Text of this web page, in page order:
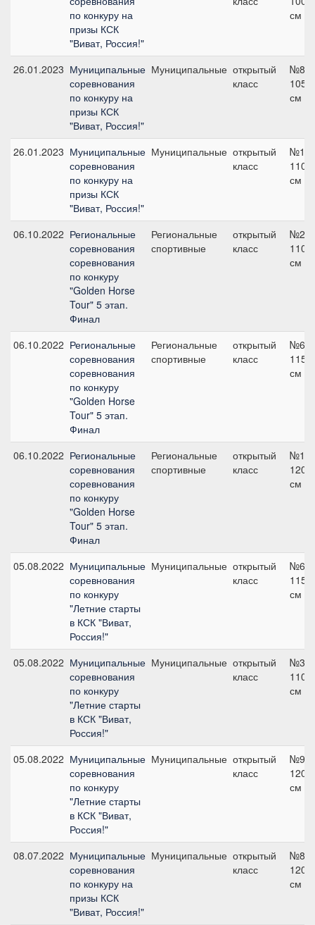
по конкуру на
призы КСК
"Виват, Россия!"
см
26.01.2023 Муниципальные
соревнования
по конкуру на
призы КСК
"Виват, Россия!"
Муниципальные открытый
класс
№8,
105
см
26.01.2023 Муниципальные
соревнования
по конкуру на
призы КСК
"Виват, Россия!"
Муниципальные открытый
класс
№12,
110
см
06.10.2022 Региональные
соревнования
соревнования
по конкуру
"Golden Horse
Tour" 5 этап.
Финал
Региональные
спортивные
открытый
класс
№2,
110
см
06.10.2022 Региональные
соревнования
соревнования
по конкуру
"Golden Horse
Tour" 5 этап.
Финал
Региональные
спортивные
открытый
класс
№6,
115
см
06.10.2022 Региональные
соревнования
соревнования
по конкуру
"Golden Horse
Tour" 5 этап.
Финал
Региональные
спортивные
открытый
класс
№10,
120
см
05.08.2022 Муниципальные
соревнования
по конкуру
"Летние старты
в КСК "Виват,
Россия!"
Муниципальные открытый
класс
№6,
115
см
05.08.2022 Муниципальные
соревнования
по конкуру
"Летние старты
в КСК "Виват,
Россия!"
Муниципальные открытый
класс
№3,
110
см
05.08.2022 Муниципальные
соревнования
по конкуру
"Летние старты
в КСК "Виват,
Россия!"
Муниципальные открытый
класс
№9,
120
см
08.07.2022 Муниципальные
соревнования
по конкуру на
призы КСК
"Виват, Россия!"
Муниципальные открытый
класс
№8,
120
см